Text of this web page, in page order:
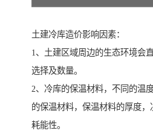
土建冷库造价影响因素：
1、土建区域周边的生态环境会
选择及数量。
2、冷库的保温材料，不同的温
的保温材料，保温材料的厚度
耗能性。